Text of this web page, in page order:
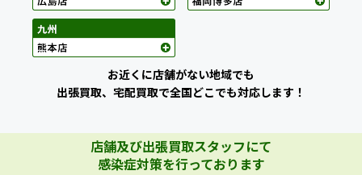
お近くに店舗がない地域でも
出張買取、宅配買取で全国どこでも対応します！
店舗及び出張買取スタッフにて
感染症対策を行っております